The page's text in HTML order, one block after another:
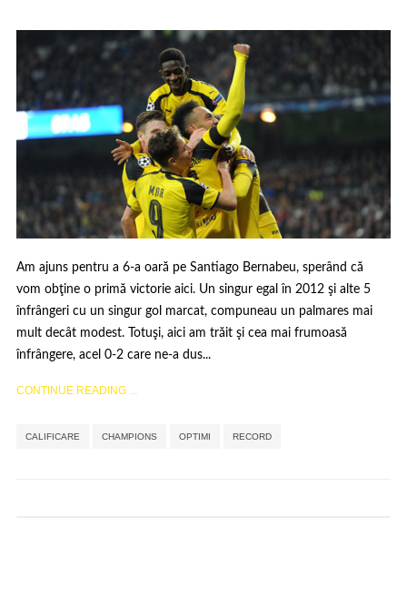
Am ajuns pentru a 6-a oară pe Santiago Bernabeu, sperând că
vom obţine o primă victorie aici. Un singur egal în 2012 şi alte 5
înfrângeri cu un singur gol marcat, compuneau un palmares mai
mult decât modest. Totuşi, aici am trăit şi cea mai frumoasă
înfrângere, acel 0-2 care ne-a dus...
CONTINUE READING ...
CALIFICARE CHAMPIONS OPTIMI RECORD